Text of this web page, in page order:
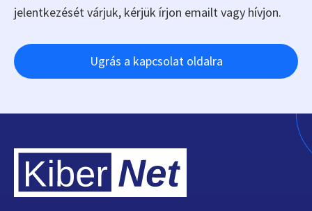
jelentkezését várjuk, kérjük írjon emailt vagy hívjon.
Ugrás a kapcsolat oldalra